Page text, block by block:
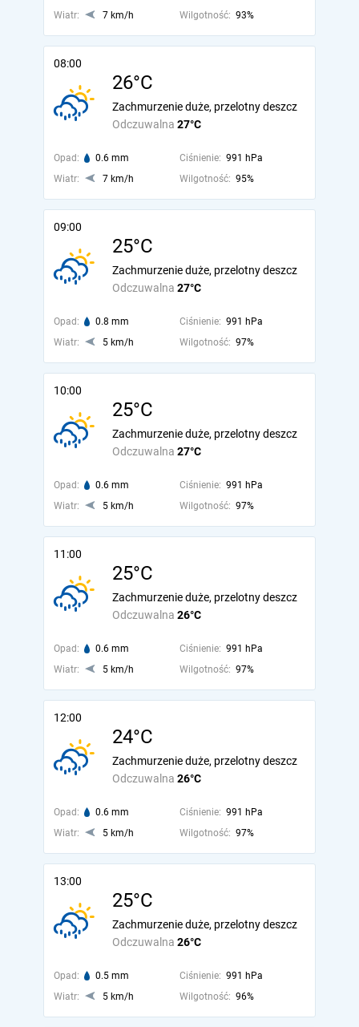
Wiatr: 7 km/h Wilgotność: 93%
08:00
26°C
Odczuwalna 27°C
Zachmurzenie duże, przelotny deszcz
Opad: 0.6 mm Ciśnienie: 991 hPa
Wiatr:
7 km/h Wilgotność: 95%
09:00
25°C
Odczuwalna 27°C
Zachmurzenie duże, przelotny deszcz
Opad: 0.8 mm Ciśnienie: 991 hPa
Wiatr:
5 km/h Wilgotność: 97%
10:00
25°C
Odczuwalna 27°C
Zachmurzenie duże, przelotny deszcz
Opad: 0.6 mm Ciśnienie: 991 hPa
Wiatr:
5 km/h Wilgotność: 97%
11:00
25°C
Odczuwalna 26°C
Zachmurzenie duże, przelotny deszcz
Opad: 0.6 mm Ciśnienie: 991 hPa
Wiatr:
5 km/h Wilgotność: 97%
12:00
24°C
Odczuwalna 26°C
Zachmurzenie duże, przelotny deszcz
Opad: 0.6 mm Ciśnienie: 991 hPa
Wiatr:
5 km/h Wilgotność: 97%
13:00
25°C
Odczuwalna 26°C
Zachmurzenie duże, przelotny deszcz
Opad: 0.5 mm Ciśnienie: 991 hPa
Wiatr:
5 km/h Wilgotność: 96%